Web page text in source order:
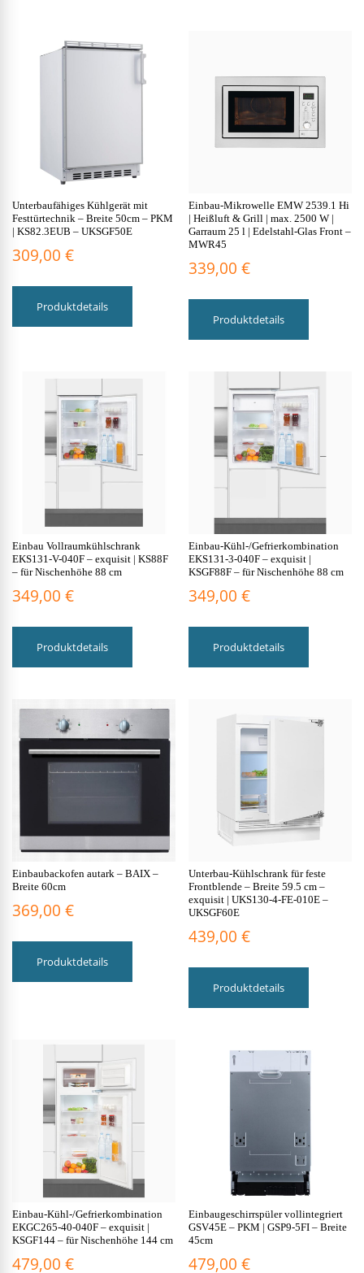
Unterbaufähiges Kühlgerät mit
Festtürtechnik – Breite 50cm – PKM
| KS82.3EUB – UKSGF50E
309,00 €
Produktdetails
Einbau-Mikrowelle EMW 2539.1 Hi
| Heißluft & Grill | max. 2500 W |
Garraum 25 l | Edelstahl-Glas Front –
MWR45
339,00€
Produktdetails
Einbau Vollraumkühlschrank
EKS131-V-040F – exquisit | KS88F
– für Nischenhöhe 88 cm
349,00 €
Produktdetails
Einbau-Kühl-/Gefrierkombination
EKS131-3-040F – exquisit |
KSGF88F – für Nischenhöhe 88 cm
349,00€
Produktdetails
Einbaubackofen autark – BAIX –
Breite 60cm
369,00 €
Produktdetails
Unterbau-Kühlschrank für feste
Frontblende – Breite 59.5 cm –
exquisit | UKS130-4-FE-010E –
UKSGF60E
439,00€
Produktdetails
Einbau-Kühl-/Gefrierkombination
EKGC265-40-040F – exquisit |
KSGF144 – für Nischenhöhe 144 cm
479,00 €
Einbaugeschirrspüler vollintegriert
GSV45E – PKM | GSP9-5FI – Breite
45cm
479,00€